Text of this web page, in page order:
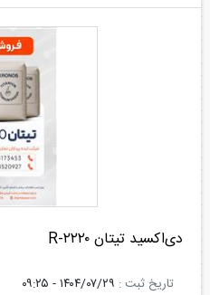
دی‌اکسید تیتان R-۲۲۲۰
تاریخ ثبت : ۱۴۰۴/۰۷/۲۹ - ۰۹:۲۵